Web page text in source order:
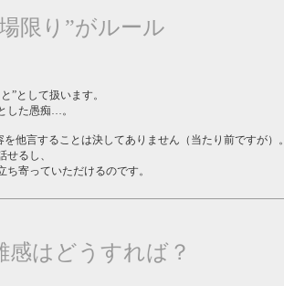
限り”がルール
”として扱います。
した愚痴…。
他言することは決してありません（当たり前ですが）。
るし、
寄っていただけるのです。
はどうすれば？